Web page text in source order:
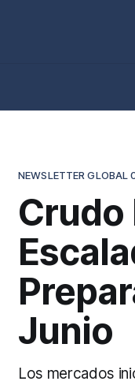
NEWSLETTER GLOBAL
Crudo
Junio
Los mercados